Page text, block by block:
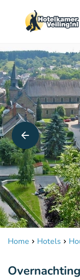
Home Hotels